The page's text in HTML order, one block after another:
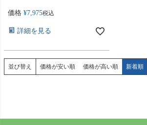
価格 ¥7,975税込
詳細を見る
並び替え 価格が安い順 価格が高い順 新着順